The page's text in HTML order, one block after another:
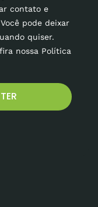
contato e
pode deixar
quiser.
nossa Política